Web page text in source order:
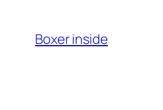
Boxer inside